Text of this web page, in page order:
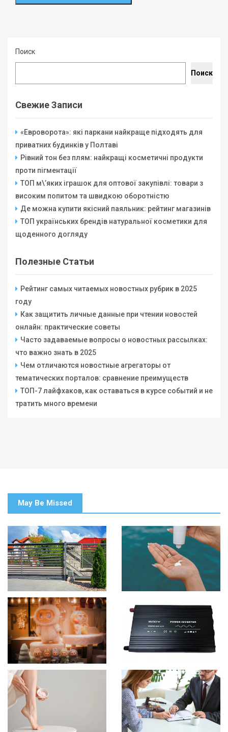
Поиск
Поиск
Свежие Записи
«Евроворота»: які паркани найкраще підходять для
приватних будинків у Полтаві
Рівний тон без плям: найкращі косметичні продукти
проти пігментації
ТОП м\’яких іграшок для оптової закупівлі: товари з
високим попитом та швидкою оборотністю
Де можна купити якісний паяльник: рейтинг магазинів
ТОП українських брендів натуральної косметики для
щоденного догляду
Полезные Статьи
Рейтинг самых читаемых новостных рубрик в 2025
году
Как защитить личные данные при чтении новостей
онлайн: практические советы
Часто задаваемые вопросы о новостных рассылках:
что важно знать в 2025
Чем отличаются новостные агрегаторы от
тематических порталов: сравнение преимуществ
ТОП-7 лайфхаков, как оставаться в курсе событий и не
тратить много времени
May Be Missed